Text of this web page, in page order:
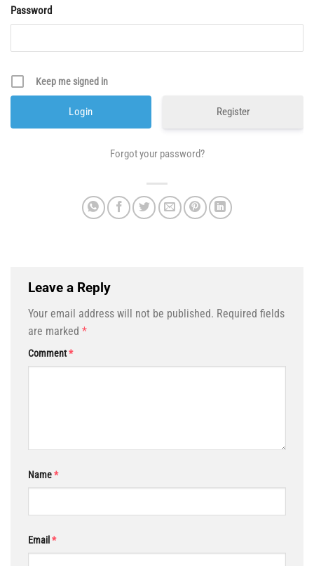
Password
Keep me signed in
Register
Forgot your password?
Leave a Reply
Your email address will not be published. Required fields
are marked *
Comment*
Name*
Email *